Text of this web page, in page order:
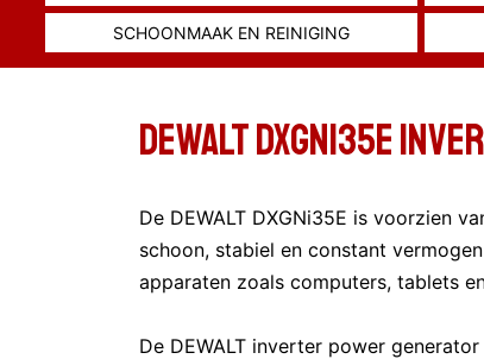
SCHOONMAAK EN REINIGING
DeWALT DXGNi35E
De DEWALT DXGNi35E is voorzien
schoon, stabiel en constant
apparaten zoals computers, tablets
De DEWALT inverter power